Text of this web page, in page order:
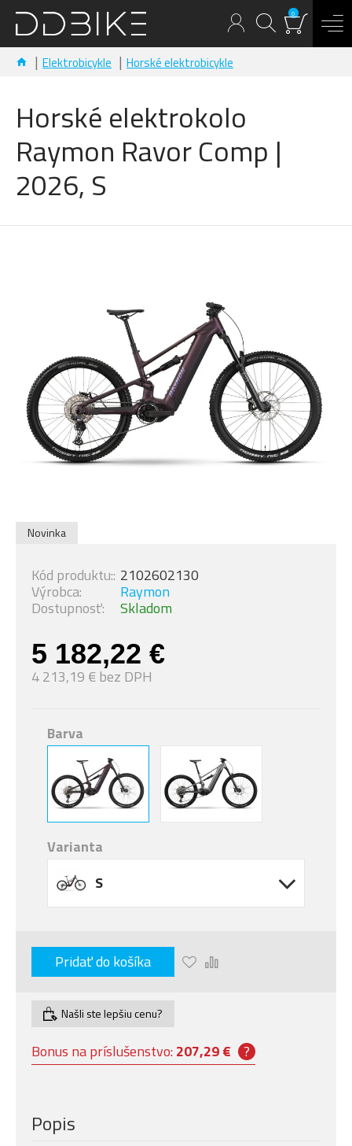
0
Elektrobicykle Horské elektrobicykle
Horské elektrokolo
Raymon Ravor Comp |
2026, S
Novinka
5 182,22 €
4 213,19 € bez DPH
Dostupnosť: Skladom
Výrobca: Raymon
Kód produktu:: 2102602130
Barva
Varianta
S
Pridať do košíka
Našli ste lepšiu cenu?
Bonus na príslušenstvo: 207,29 € ?
Popis